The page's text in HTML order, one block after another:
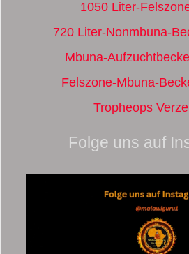
1050 Liter-
720 Liter-Nonmbuna-
Mbuna-
Felszone-Mbuna-
Tropheops
Folge uns auf